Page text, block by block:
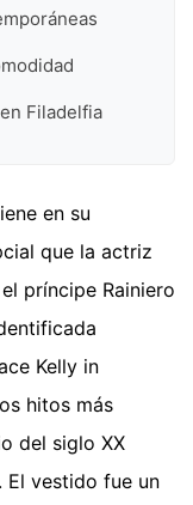
Filadelfia
en su
que la actriz
príncipe Rainiero
Kelly in
hitos más
del siglo XX
El vestido fue un